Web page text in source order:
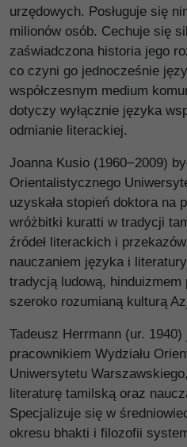
urzędowych. Posługuje się
milionów osób. Cechuje się
zaświadczona historia jego
co czyni go jednocześnie
współczesnym medium
dotyczy wyłącznie języka
odmianie literackiej.
Joanna Kusio (1960−2009)
Orientalistycznego
uzyskała stopień doktora na
wróżbitki kuratti w tradycji
źródeł literackich i
nauczaniem języka i
tradycją ludową, hinduizmem
szeroko rozumianą kulturą
Tadeusz Herrmann (ur.
pracownikiem Wydziału
Uniwersytetu
literaturę tamilską oraz
Specjalizuje się w
okresu bhakti i filozofii